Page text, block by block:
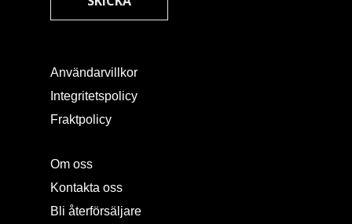
Användarvillkor
Integritetspolicy
Fraktpolicy
Om oss
Kontakta oss
Bli återförsäljare